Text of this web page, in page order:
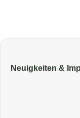
Neuigkeiten &